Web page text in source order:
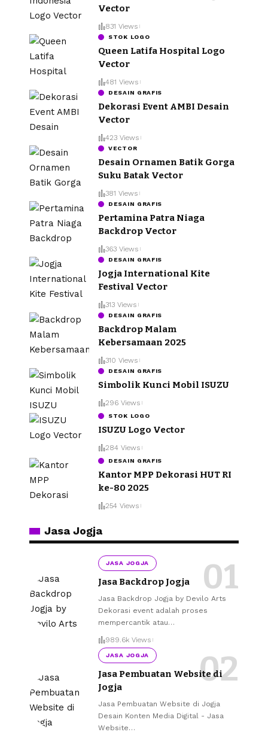
Vector
831 Views
STOK LOGO
Queen Latifa Hospital Logo
Vector
481 Views
DESAIN GRAFIS
Dekorasi Event AMBI Desain
Vector
423 Views
VECTOR
Desain Ornamen Batik Gorga
Suku Batak Vector
381 Views
DESAIN GRAFIS
Pertamina Patra Niaga
Backdrop Vector
363 Views
DESAIN GRAFIS
Jogja International Kite
Festival Vector
313 Views
DESAIN GRAFIS
Backdrop Malam
Kebersamaan 2025
310 Views
DESAIN GRAFIS
Simbolik Kunci Mobil ISUZU
296 Views
STOK LOGO
ISUZU Logo Vector
284 Views
DESAIN GRAFIS
Kantor MPP Dekorasi HUT RI
ke-80 2025
254 Views
Jasa Jogja
JASA JOGJA
Jasa Backdrop Jogja
Jasa Backdrop Jogja by Devilo Arts
Dekorasi event adalah proses
mempercantik atau…
989.6k Views
JASA JOGJA
Jasa Pembuatan Website di
Jogja
Jasa Pembuatan Website di Jogja
Desain Konten Media Digital - Jasa
Website…